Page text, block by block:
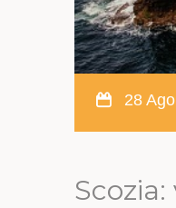
28 Ago